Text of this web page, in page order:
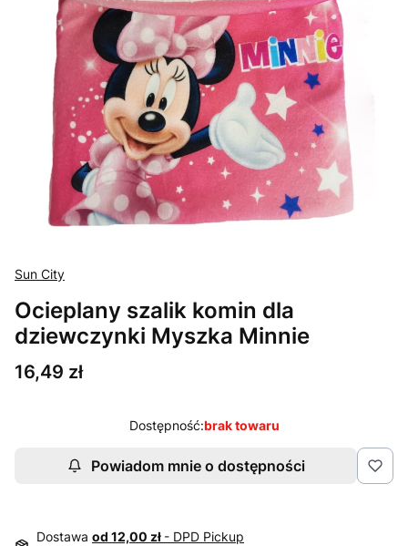
Sun City
Ocieplany szalik komin dla
dziewczynki Myszka Minnie
Cena
16,49 zł
Dostępność:brak towaru
Powiadom mnie o dostępności
Dostawa od 12,00 zł - DPD Pickup